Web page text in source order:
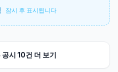
잠시 후 표시됩니다
시 10건 더 보기